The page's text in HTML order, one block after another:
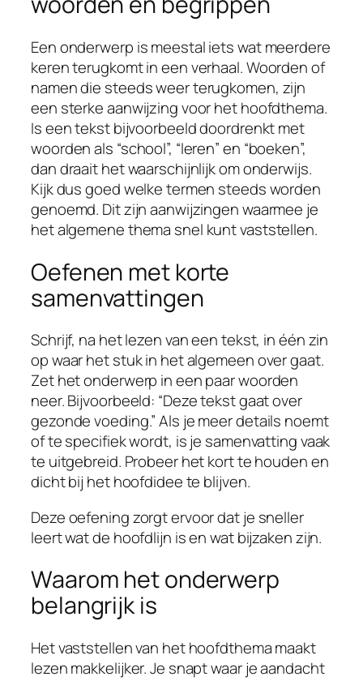
Een onderwerp is meestal iets wat meerdere
keren terugkomt in een verhaal. Woorden of
namen die steeds weer terugkomen, zijn
een sterke aanwijzing voor het hoofdthema.
Is een tekst bijvoorbeeld doordrenkt met
woorden als “school”, “leren” en “boeken”,
dan draait het waarschijnlijk om onderwijs.
Kijk dus goed welke termen steeds worden
genoemd. Dit zijn aanwijzingen waarmee je
het algemene thema snel kunt vaststellen.
Oefenen met korte
samenvattingen
Schrijf, na het lezen van een tekst, in één zin
op waar het stuk in het algemeen over gaat.
Zet het onderwerp in een paar woorden
neer. Bijvoorbeeld: “Deze tekst gaat over
gezonde voeding.” Als je meer details noemt
of te specifiek wordt, is je samenvatting vaak
te uitgebreid. Probeer het kort te houden en
dicht bij het hoofdidee te blijven.
Deze oefening zorgt ervoor dat je sneller
leert wat de hoofdlijn is en wat bijzaken zijn.
Waarom het onderwerp
belangrijk is
Het vaststellen van het hoofdthema maakt
lezen makkelijker. Je snapt waar je aandacht